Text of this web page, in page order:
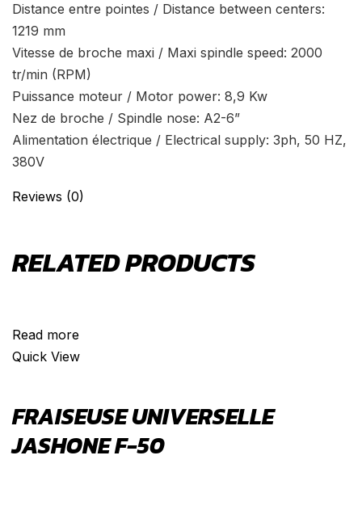
Distance entre pointes / Distance between centers:
1219 mm
Vitesse de broche maxi / Maxi spindle speed: 2000
tr/min (RPM)
Puissance moteur / Motor power: 8,9 Kw
Nez de broche / Spindle nose: A2-6”
Alimentation électrique / Electrical supply: 3ph, 50 HZ,
380V
Reviews (0)
RELATED PRODUCTS
Read more
Quick View
FRAISEUSE UNIVERSELLE
JASHONE F-50